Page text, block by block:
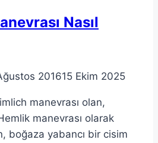
Nasıl
201615 Ekim 2025
manevrası olan,
manevrası olarak
boğaza yabancı bir cisim